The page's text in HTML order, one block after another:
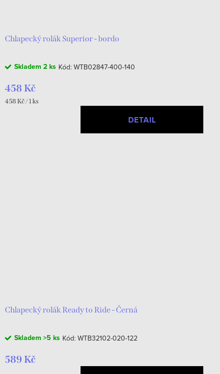
Chlapecký rolák Superior - bordo
Skladem 2 ks Kód: WTB02847-400-140
458 Kč
Měrná
458 Kč / 1 ks
DETAIL
Chlapecký rolák Ready to Ride - Černá
Skladem >5 ks Kód: WTB32102-020-122
589 Kč